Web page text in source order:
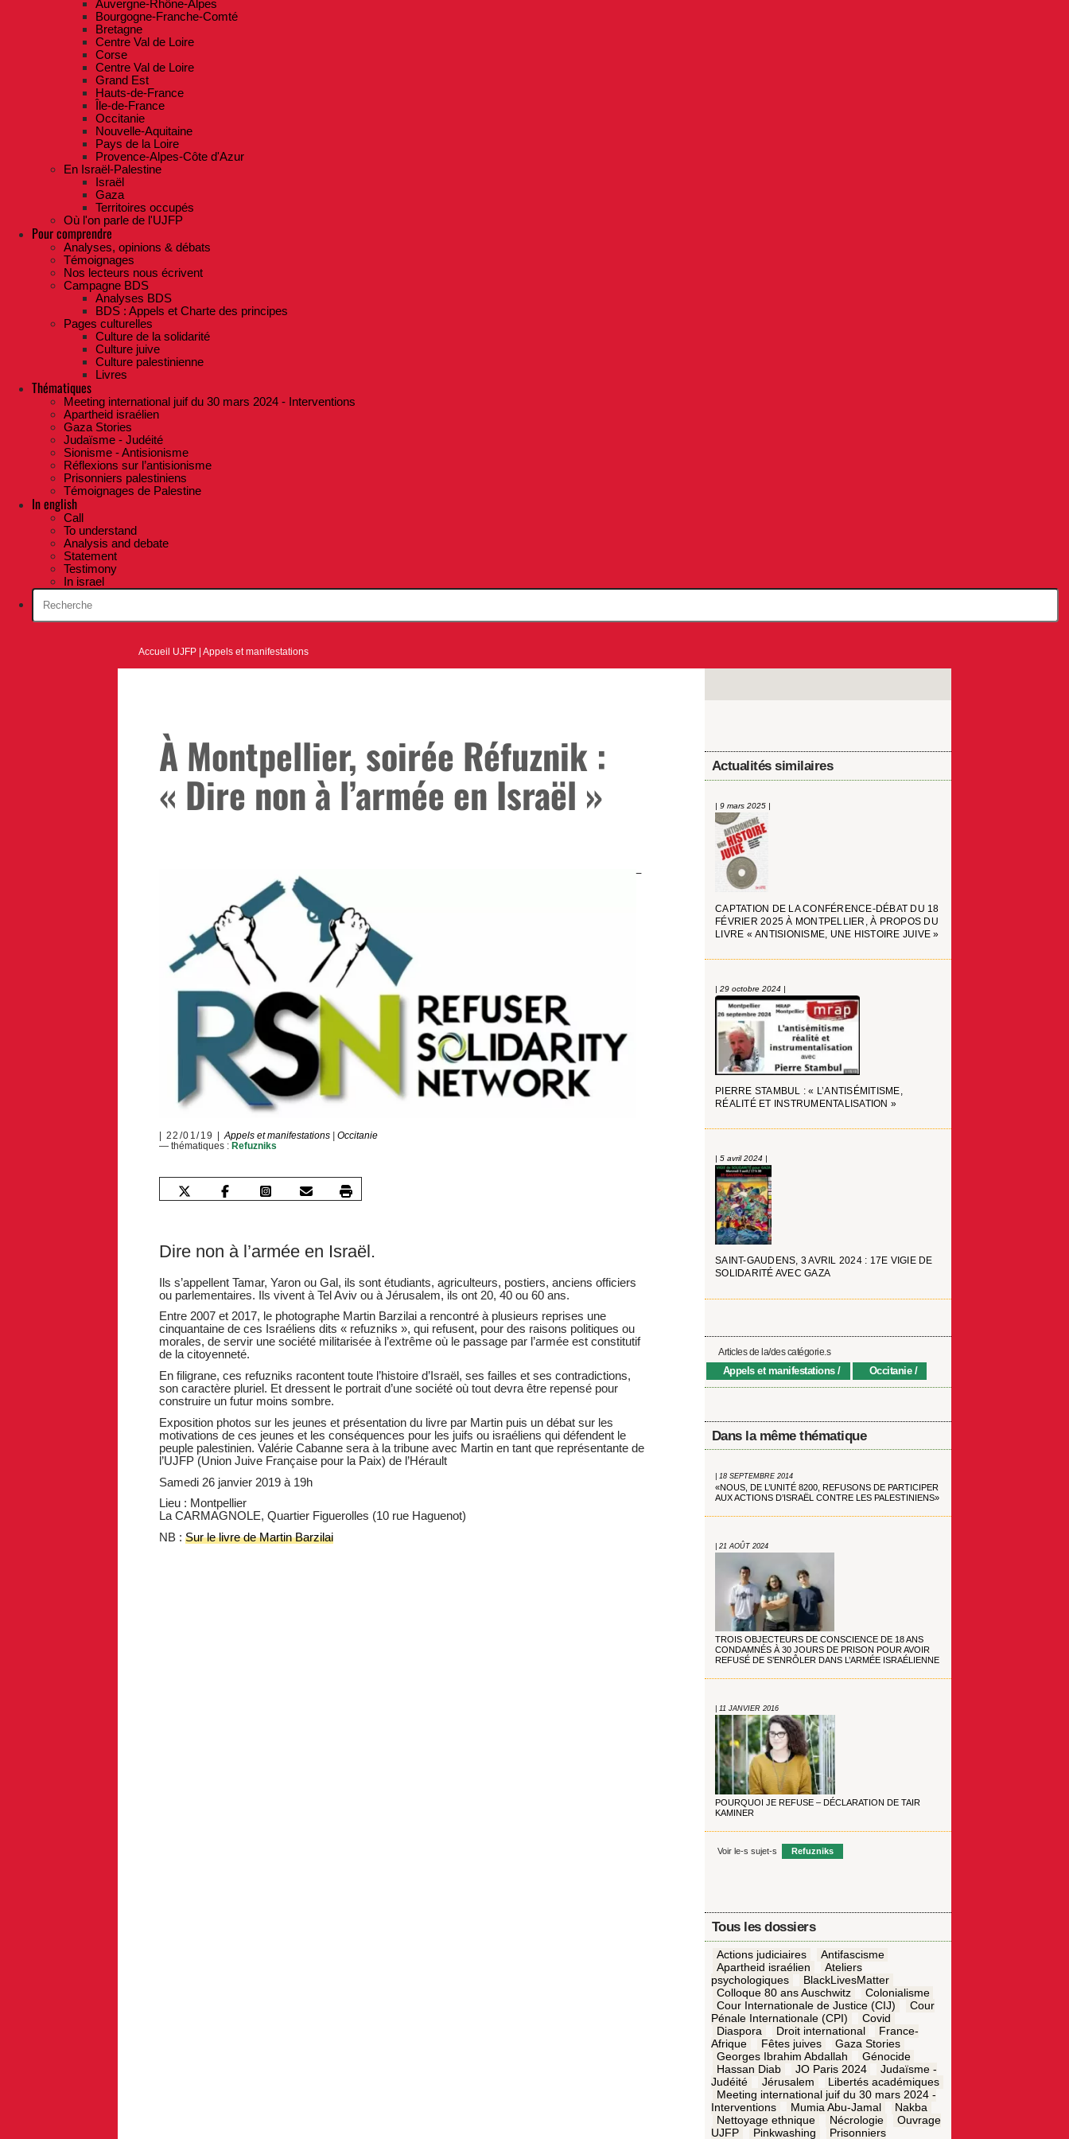
Auvergne-Rhône-Alpes
Bourgogne-Franche-Comté
Bretagne
Centre Val de Loire
Corse
Centre Val de Loire
Grand Est
Hauts-de-France
Île-de-France
Occitanie
Nouvelle-Aquitaine
Pays de la Loire
Provence-Alpes-Côte d'Azur
En Israël-Palestine
Israël
Gaza
Territoires occupés
Où l'on parle de l'UJFP
Pour comprendre
Analyses, opinions & débats
Témoignages
Nos lecteurs nous écrivent
Campagne BDS
Analyses BDS
BDS : Appels et Charte des principes
Pages culturelles
Culture de la solidarité
Culture juive
Culture palestinienne
Livres
Thématiques
Meeting international juif du 30 mars 2024 - Interventions
Apartheid israélien
Gaza Stories
Judaïsme - Judéité
Sionisme - Antisionisme
Réflexions sur l’antisionisme
Prisonniers palestiniens
Témoignages de Palestine
In english
Call
To understand
Analysis and debate
Statement
Testimony
In israel
Accueil UJFP |Appels et manifestations
À Montpellier, soirée Réfuznik :
« Dire non à l’armée en Israël »
22/01/19 Appels et manifestations |Occitanie
— thématiques : Refuzniks
Dire non à l’armée en Israël.
Ils s’appellent Tamar, Yaron ou Gal, ils sont étudiants, agriculteurs, postiers, anciens officiers
ou parlementaires. Ils vivent à Tel Aviv ou à Jérusalem, ils ont 20, 40 ou 60 ans.
Entre 2007 et 2017, le photographe Martin Barzilai a rencontré à plusieurs reprises une
cinquantaine de ces Israéliens dits « refuzniks », qui refusent, pour des raisons politiques ou
morales, de servir une société militarisée à l’extrême où le passage par l’armée est constitutif
de la citoyenneté.
En filigrane, ces refuzniks racontent toute l’histoire d’Israël, ses failles et ses contradictions,
son caractère pluriel. Et dressent le portrait d’une société où tout devra être repensé pour
construire un futur moins sombre.
Exposition photos sur les jeunes et présentation du livre par Martin puis un débat sur les
motivations de ces jeunes et les conséquences pour les juifs ou israéliens qui défendent le
peuple palestinien. Valérie Cabanne sera à la tribune avec Martin en tant que représentante de
l’UJFP (Union Juive Française pour la Paix) de l’Hérault
Samedi 26 janvier 2019 à 19h
Lieu : Montpellier
La CARMAGNOLE, Quartier Figuerolles (10 rue Haguenot)
NB : Sur le livre de Martin Barzilai
Actualités similaires
| 9 mars 2025 |
CAPTATION DE LA CONFÉRENCE-DÉBAT DU 18
FÉVRIER 2025 À MONTPELLIER, À PROPOS DU
LIVRE « ANTISIONISME, UNE HISTOIRE JUIVE »
| 29 octobre 2024 |
PIERRE STAMBUL : « L’ANTISÉMITISME,
RÉALITÉ ET INSTRUMENTALISATION »
| 5 avril 2024 |
SAINT-GAUDENS, 3 AVRIL 2024 : 17E VIGIE DE
SOLIDARITÉ AVEC GAZA
Articles de la/des catégorie.s
Appels et manifestations Occitanie
Dans la même thématique
| 18 SEPTEMBRE 2014
«NOUS, DE L’UNITÉ 8200, REFUSONS DE PARTICIPER
AUX ACTIONS D’ISRAËL CONTRE LES PALESTINIENS»
| 21 AOÛT 2024
TROIS OBJECTEURS DE CONSCIENCE DE 18 ANS
CONDAMNÉS À 30 JOURS DE PRISON POUR AVOIR
REFUSÉ DE S’ENRÔLER DANS L’ARMÉE ISRAÉLIENNE
| 11 JANVIER 2016
POURQUOI JE REFUSE – DÉCLARATION DE TAIR
KAMINER
Voir le-s sujet-s Refuzniks
Tous les dossiers
Actions judiciaires
Antifascisme
Apartheid israélien
Ateliers
psychologiques
BlackLivesMatter
Colloque 80 ans Auschwitz
Colonialisme
Cour Internationale de Justice (CIJ)
Cour
Pénale Internationale (CPI)
Covid
Diaspora
Droit international
France-
Afrique
Fêtes juives
Gaza Stories
Georges Ibrahim Abdallah
Génocide
Hassan Diab
JO Paris 2024
Judaïsme -
Judéité
Jérusalem
Libertés académiques
Meeting international juif du 30 mars 2024 -
Interventions
Mumia Abu-Jamal
Nakba
Nettoyage ethnique
Nécrologie
Ouvrage
UJFP
Pinkwashing Prisonniers